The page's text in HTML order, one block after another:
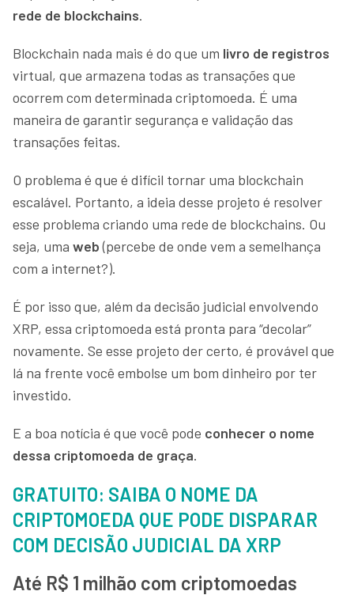
rede de blockchains.
Blockchain nada mais é do que um livro de registros
virtual, que armazena todas as transações que
ocorrem com determinada criptomoeda. É uma
maneira de garantir segurança e validação das
transações feitas.
O problema é que é difícil tornar uma blockchain
escalável. Portanto, a ideia desse projeto é resolver
esse problema criando uma rede de blockchains. Ou
seja, uma web(percebe de onde vem a semelhança
com a internet?).
É por isso que, além da decisão judicial envolvendo
XRP, essa criptomoeda está pronta para “decolar”
novamente. Se esse projeto der certo, é provável que
lá na frente você embolse um bom dinheiro por ter
investido.
E a boa notícia é que você pode conhecer o nome
dessa criptomoeda de graça.
GRATUITO: SAIBA O NOME DA
CRIPTOMOEDA QUE PODE DISPARAR
COM DECISÃO JUDICIAL DA XRP
Até R$ 1 milhão com criptomoedas